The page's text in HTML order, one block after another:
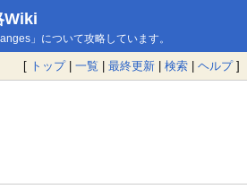
Wiki
」について攻略しています。
[ トップ| 一覧 | 最終更新 | 検索 | ヘルプ]